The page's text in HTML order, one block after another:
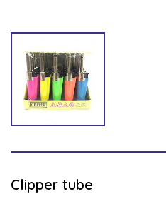
Clipper tube